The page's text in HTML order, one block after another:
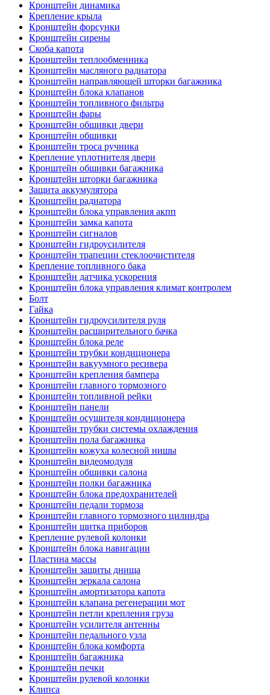
Кронштейн динамика
Крепление крыла
Кронштейн форсунки
Кронштейн сирены
Скоба капота
Кронштейн теплообменника
Кронштейн масляного радиатора
Кронштейн направляющей шторки багажника
Кронштейн блока клапанов
Кронштейн топливного фильтра
Кронштейн фары
Кронштейн обшивки двери
Кронштейн обшивки
Кронштейн троса ручника
Крепление уплотнителя двери
Кронштейн обшивки багажника
Кронштейн шторки багажника
Защита аккумулятора
Кронштейн радиатора
Кронштейн блока управления акпп
Кронштейн замка капота
Кронштейн сигналов
Кронштейн гидроусилителя
Кронштейн трапеции стеклоочистителя
Крепление топливного бака
Кронштейн датчика ускорения
Кронштейн блока управления климат контролем
Болт
Гайка
Кронштейн гидроусилителя руля
Кронштейн расширительного бачка
Кронштейн блока реле
Кронштейн трубки кондиционера
Кронштейн вакуумного ресивера
Кронштейн крепления бампера
Кронштейн главного тормозного
Кронштейн топливной рейки
Кронштейн панели
Кронштейн осушителя кондиционера
Кронштейн трубки системы охлаждения
Кронштейн пола багажника
Кронштейн кожуха колесной нишы
Кронштейн видеомодуля
Кронштейн обшивки салона
Кронштейн полки багажника
Кронштейн блока предохранителей
Кронштейн педали тормоза
Кронштейн главного тормозного цилиндра
Кронштейн щитка приборов
Крепление рулевой колонки
Кронштейн блока навигации
Пластина массы
Кронштейн защиты днища
Кронштейн зеркала салона
Кронштейн амортизатора капота
Кронштейн клапана регенерации мот
Кронштейн петли крепления груза
Кронштейн усилителя антенны
Кронштейн педального узла
Кронштейн блока комфорта
Кронштейн багажника
Кронштейн печки
Кронштейн рулевой колонки
Клипса